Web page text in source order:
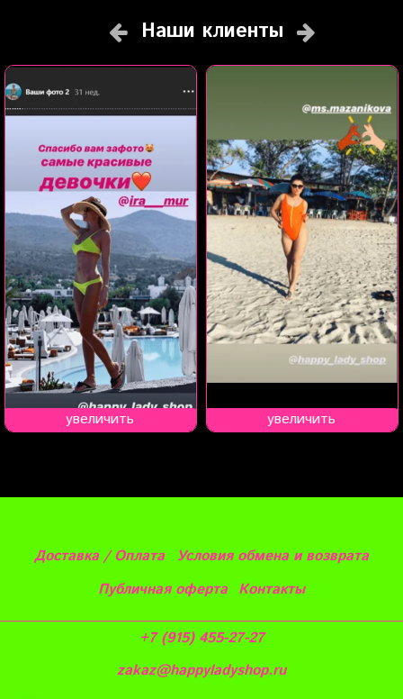
Наши клиенты
увеличить увеличить
Доставка / Оплата
Условия обмена и возврата
Публичная оферта Контакты
+7 (915) 455-27-27
zakaz@happyladyshop.ru